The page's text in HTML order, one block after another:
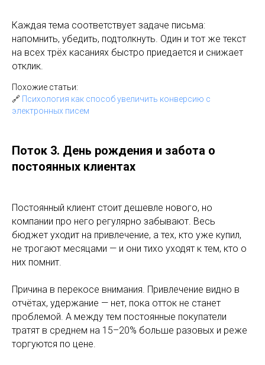
Каждая тема соответствует задаче письма:
напомнить, убедить, подтолкнуть. Один и тот же текст
на всех трёх касаниях быстро приедается и снижает
отклик.
Похожие статьи:
🔗 Психология как способ увеличить конверсию с
электронных писем
Поток 3. День рождения и забота о
постоянных клиентах
Постоянный клиент стоит дешевле нового, но
компании про него регулярно забывают. Весь
бюджет уходит на привлечение, а тех, кто уже купил,
не трогают месяцами — и они тихо уходят к тем, кто о
них помнит.
Причина в перекосе внимания. Привлечение видно в
отчётах, удержание — нет, пока отток не станет
проблемой. А между тем постоянные покупатели
тратят в среднем на 15–20% больше разовых и реже
торгуются по цене.